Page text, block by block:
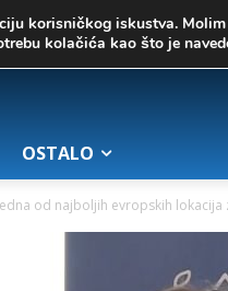
OSTALO
od najboljih evropskih lokacija
korisničkog iskustva.
kolačića kao što je